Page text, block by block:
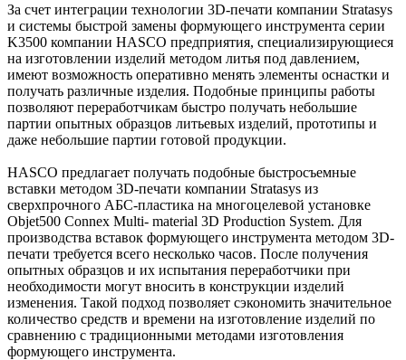
За счет интеграции технологии 3D-печати компании Stratasys
и системы быстрой замены формующего инструмента серии
K3500 компании HASCO предприятия, специализирующиеся
на изготовлении изделий методом литья под давлением,
имеют возможность оперативно менять элементы оснастки и
получать различные изделия. Подобные принципы работы
позволяют переработчикам быстро получать небольшие
партии опытных образцов литьевых изделий, прототипы и
даже небольшие партии готовой продукции.
HASCO предлагает получать подобные быстросъемные
вставки методом 3D-печати компании Stratasys из
сверхпрочного АБС-пластика на многоцелевой установке
Objet500 Connex Multi- material 3D Production System. Для
производства вставок формующего инструмента методом 3D-
печати требуется всего несколько часов. После получения
опытных образцов и их испытания переработчики при
необходимости могут вносить в конструкции изделий
изменения. Такой подход позволяет сэкономить значительное
количество средств и времени на изготовление изделий по
сравнению с традиционными методами изготовления
формующего инструмента.